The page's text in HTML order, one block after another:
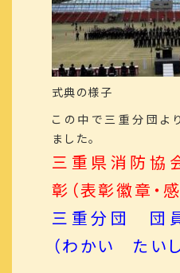
式典の様子
この中で三重分団よ
ました。
三重県消防協
彰（表彰徽章・
三重分団
（わかい たい